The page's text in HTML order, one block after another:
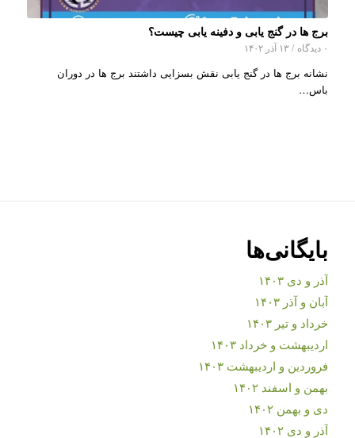
برج ها در گنج یابی و دفینه یابی چیست؟
۰ دیدگاه / ۱۳ آذر ۱۴۰۲
نشانه برج ها در گنج یابی نقش بسزایی داشتند برج ها در دوران
باس…
بایگانی‌ها
آذر و دی ۱۴۰۳
آبان و آذر ۱۴۰۳
خرداد و تیر ۱۴۰۳
اردیبهشت و خرداد ۱۴۰۳
فروردین و اردیبهشت ۱۴۰۳
بهمن و اسفند ۱۴۰۲
دی و بهمن ۱۴۰۲
آذر و دی ۱۴۰۲